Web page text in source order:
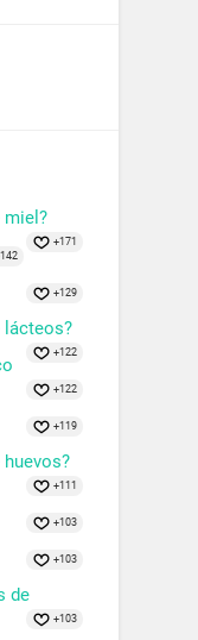
miel?
+171
+129
lácteos?
+122
+122
+119
+111
+103
+103
de
+103